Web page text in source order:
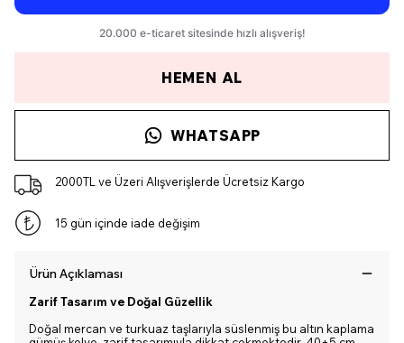
HEMEN AL
WHATSAPP
2000TL ve Üzeri Alışverişlerde Ücretsiz Kargo
15 gün içinde iade değişim
Ürün Açıklaması
Zarif Tasarım ve Doğal Güzellik
Doğal mercan ve turkuaz taşlarıyla süslenmiş bu altın kaplama